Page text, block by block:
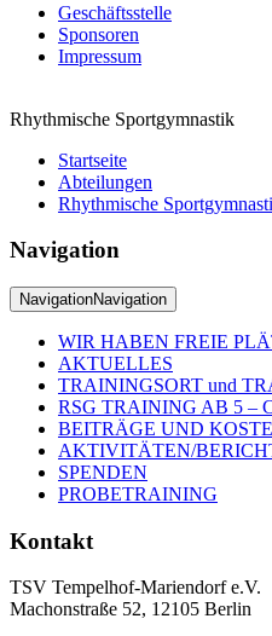
Geschäftsstelle
Sponsoren
Impressum
Rhythmische Sportgymnastik
Startseite
Abteilungen
Rhythmische
Navigation
NavigationNavigation
WIR HABEN FREIE
AKTUELLES
TRAININGSORT und
RSG TRAINING AB 5 –
BEITRÄGE UND
AKTIVITÄTEN/
SPENDEN
PROBETRAINING
Kontakt
TSV Tempelhof-Mariendorf e.V.
Machonstraße 52, 12105 Berlin